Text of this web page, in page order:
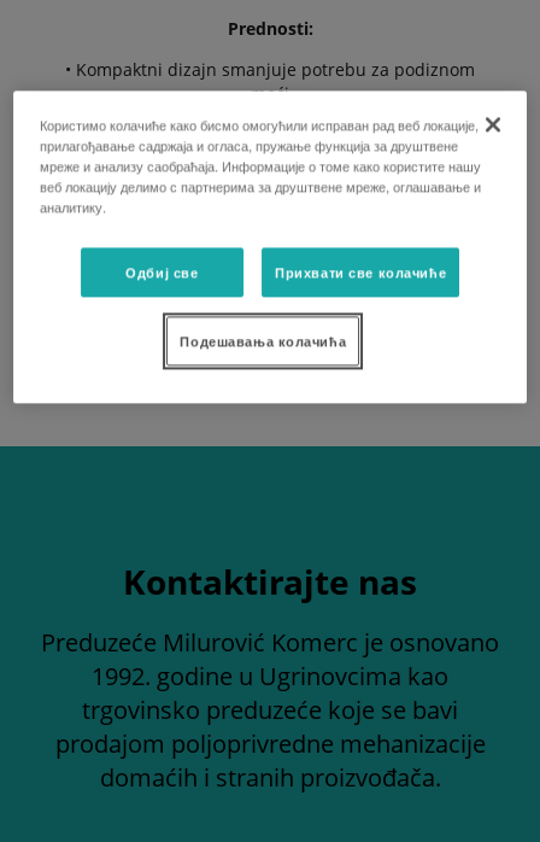
Prednosti:
• Kompaktni dizajn smanjuje potrebu za podiznom
moći
• Lako dostupan ELDOS uređaj za doziranje sa
električnim pogonom
• Jednostavno i nezavisno podešavanje dubine setve
ZAHTEVAJTE PONUDU
Kontaktirajte nas
Preduzeće Milurović Komerc je osnovano
1992. godine u Ugrinovcima kao
trgovinsko preduzeće koje se bavi
prodajom poljoprivredne mehanizacije
domaćih i stranih proizvođača.
Користимо колачиће како бисмо омогућили исправан рад веб локације,
прилагођавање садржаја и огласа, пружање функција за друштвене
мреже и анализу саобраћаја. Информације о томе како користите нашу
веб локацију делимо с партнерима за друштвене мреже, оглашавање и
аналитику.
Одбиј све Прихвати све колачиће
Подешавања колачића